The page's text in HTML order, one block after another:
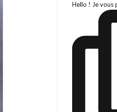
Hello ! Je vous